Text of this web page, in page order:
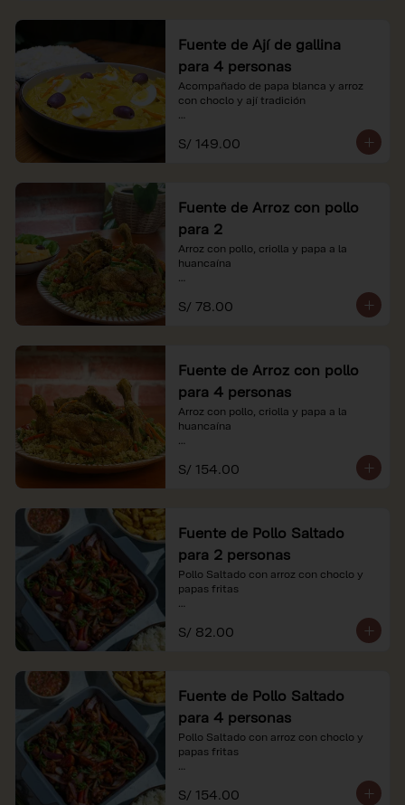
Fuente de Ají de gallina
para 4 personas
Acompañado de papa blanca y arroz
con choclo y ají tradición
*Nuestros precios están expresados en
soles e incluyen impuestos de ley y
S/ 149.00
Fuente de Arroz con pollo
para 2
Arroz con pollo, criolla y papa a la
huancaína
*Nuestros precios están expresados en
soles e incluyen impuestos de ley y
S/ 78.00
Fuente de Arroz con pollo
para 4 personas
Arroz con pollo, criolla y papa a la
huancaína
*Nuestros precios están expresados en
soles e incluyen impuestos de ley y
S/ 154.00
Fuente de Pollo Saltado
para 2 personas
Pollo Saltado con arroz con choclo y
papas fritas
*Nuestros precios están expresados en
soles e incluyen impuestos de ley y
S/ 82.00
Fuente de Pollo Saltado
para 4 personas
Pollo Saltado con arroz con choclo y
papas fritas
*Nuestros precios están expresados en
soles e incluyen impuestos de ley y
S/ 154.00